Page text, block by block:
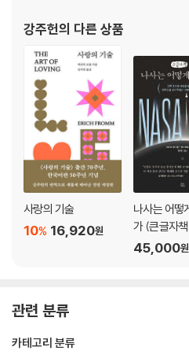
에필로그_마침내, 문명 대탐사의 종착
옮긴이의 글_인류의 희망에 관한 보고
참고문헌
강주헌의 다른 상품
사랑의 기술
16,920원
10%
나사는 어떻
가 (큰글자
45,000원
관련 분류
카테고리 분류